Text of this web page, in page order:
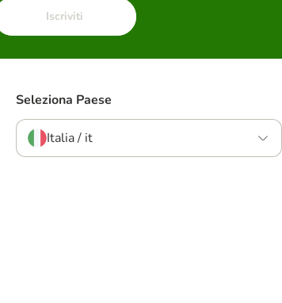
Iscriviti
Seleziona Paese
Italia / it